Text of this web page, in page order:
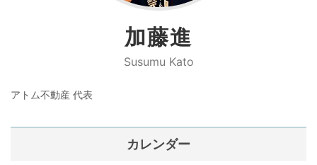
加藤進
Susumu Kato
アトム不動産 代表
カレンダー